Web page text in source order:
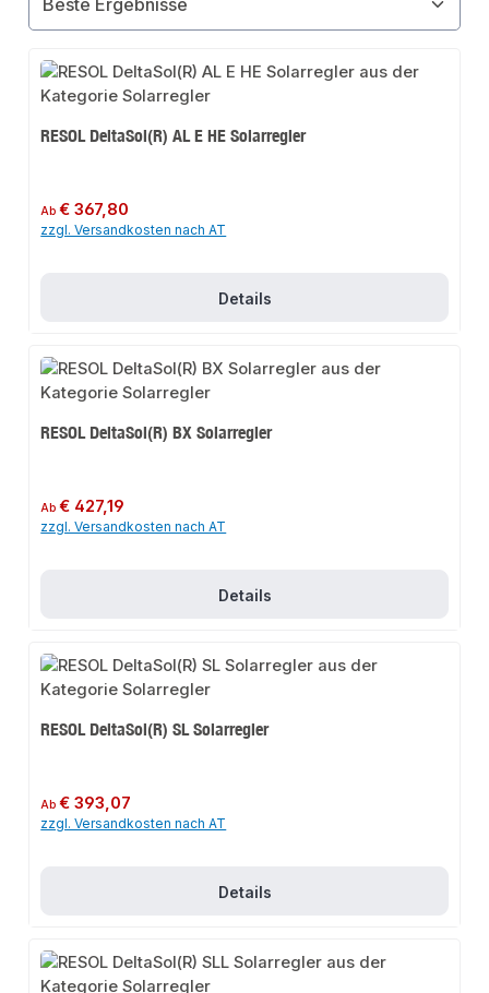
RESOL DeltaSol(R) AL E HE Solarregler
Regulärer Preis:
Ab€ 367,80
zzgl. Versandkosten nach AT
Details
RESOL DeltaSol(R) BX Solarregler
Regulärer Preis:
Ab€ 427,19
zzgl. Versandkosten nach AT
Details
RESOL DeltaSol(R) SL Solarregler
Regulärer Preis:
Ab€ 393,07
zzgl. Versandkosten nach AT
Details